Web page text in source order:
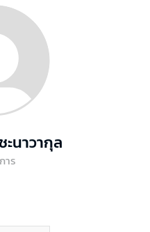
นาวากุล
าร